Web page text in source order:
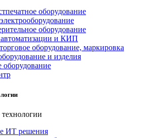
оборудование
оборудование
и КИП
оборудование, маркировка
и изделия
оборудование
ИТ решения